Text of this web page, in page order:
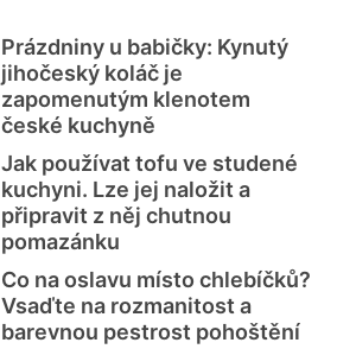
Prázdniny u babičky: Kynutý
jihočeský koláč je
zapomenutým klenotem
české kuchyně
Jak používat tofu ve studené
kuchyni. Lze jej naložit a
připravit z něj chutnou
pomazánku
Co na oslavu místo chlebíčků?
Vsaďte na rozmanitost a
barevnou pestrost pohoštění